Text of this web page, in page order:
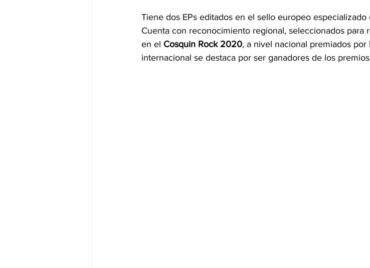
Tiene dos EPs editados en el sello europeo especializado
Cuenta con reconocimiento regional, seleccionados para
en el Cosquin Rock 2020, a nivel nacional premiados por
internacional se destaca por ser ganadores de los premios